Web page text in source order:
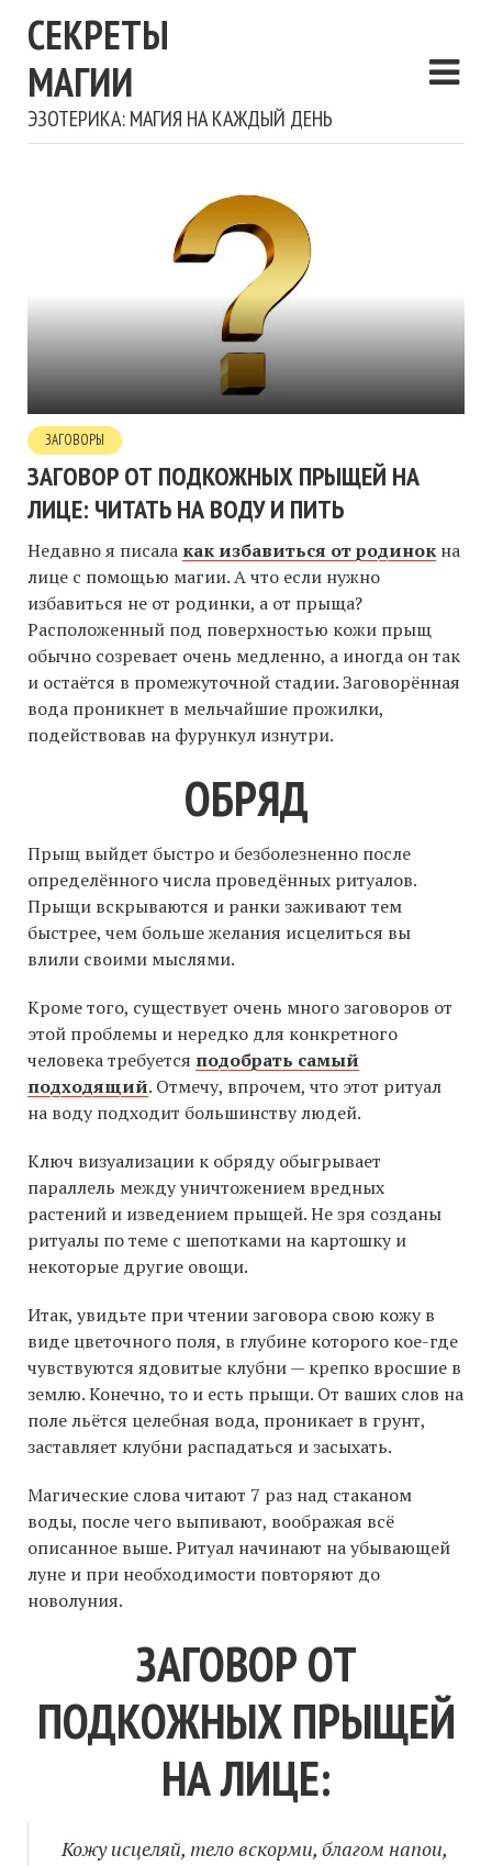
СЕКРЕТЫ
МАГИИ
ЭЗОТЕРИКА: МАГИЯ НА КАЖДЫЙ ДЕНЬ
ЗАГОВОРЫ
ЗАГОВОР ОТ ПОДКОЖНЫХ ПРЫЩЕЙ НА
ЛИЦЕ: ЧИТАТЬ НА ВОДУ И ПИТЬ
Недавно я писала как избавиться от родинок на
лице с помощью магии. А что если нужно
избавиться не от родинки, а от прыща?
Расположенный под поверхностью кожи прыщ
обычно созревает очень медленно, а иногда он так
и остаётся в промежуточной стадии. Заговорённая
вода проникнет в мельчайшие прожилки,
подействовав на фурункул изнутри.
ОБРЯД
Прыщ выйдет быстро и безболезненно после
определённого числа проведённых ритуалов.
Прыщи вскрываются и ранки заживают тем
быстрее, чем больше желания исцелиться вы
влили своими мыслями.
Кроме того, существует очень много заговоров от
этой проблемы и нередко для конкретного
человека требуется подобрать самый
подходящий. Отмечу, впрочем, что этот ритуал
на воду подходит большинству людей.
Ключ визуализации к обряду обыгрывает
параллель между уничтожением вредных
растений и изведением прыщей. Не зря созданы
ритуалы по теме с шепотками на картошку и
некоторые другие овощи.
Итак, увидьте при чтении заговора свою кожу в
виде цветочного поля, в глубине которого кое-где
чувствуются ядовитые клубни — крепко вросшие в
землю. Конечно, то и есть прыщи. От ваших слов на
поле льётся целебная вода, проникает в грунт,
заставляет клубни распадаться и засыхать.
Магические слова читают 7 раз над стаканом
воды, после чего выпивают, воображая всё
описанное выше. Ритуал начинают на убывающей
луне и при необходимости повторяют до
новолуния.
ЗАГОВОР ОТ
ПОДКОЖНЫХ ПРЫЩЕЙ
НА ЛИЦЕ:
Кожу исцеляй, тело вскорми, благом напои,